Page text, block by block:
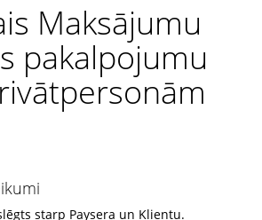
Maksājumu
pakalpojumu
starp Paysera un Klientu.